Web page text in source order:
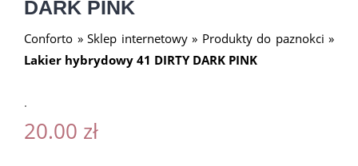
DARK PINK
Conforto » Sklep internetowy» Produkty do paznokci »
Lakier hybrydowy 41 DIRTY DARK PINK
.
20.00 zł